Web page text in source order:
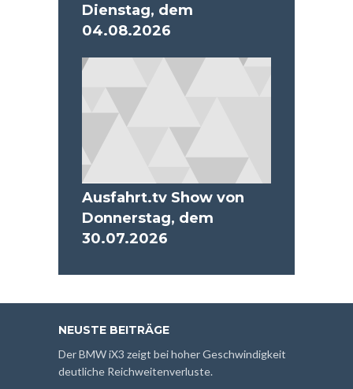
Dienstag, dem
04.08.2026
Ausfahrt.tv Show von
Donnerstag, dem
30.07.2026
NEUSTE BEITRÄGE
Der BMW iX3 zeigt bei hoher Geschwindigkeit
deutliche Reichweitenverluste.